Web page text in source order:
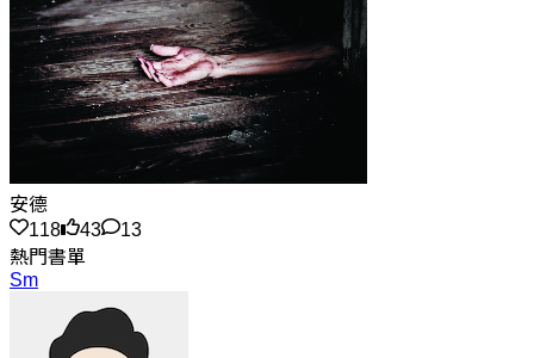
安德
118
43
13
熱門書單
Sm